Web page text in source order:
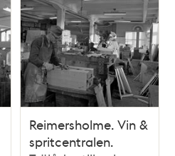
Reimersholme. Vin &
spritcentralen.